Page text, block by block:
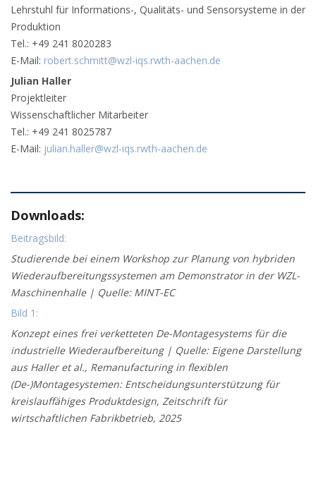
Lehrstuhl für Informations-, Qualitäts- und Sensorsysteme in der
Produktion
Tel.: +49 241 8020283
E-Mail: robert.schmitt@wzl-iqs.rwth-aachen.de
Julian Haller
Projektleiter
Wissenschaftlicher Mitarbeiter
Tel.: +49 241 8025787
E-Mail: julian.haller@wzl-iqs.rwth-aachen.de
Downloads:
Beitragsbild:
Studierende bei einem Workshop zur Planung von hybriden
Wiederaufbereitungssystemen am Demonstrator in der WZL-
Maschinenhalle | Quelle: MINT-EC
Bild 1:
Konzept eines frei verketteten De-Montagesystems für die
industrielle Wiederaufbereitung | Quelle: Eigene Darstellung
aus Haller et al., Remanufacturing in flexiblen
(De-)Montagesystemen: Entscheidungsunterstützung für
kreislauffähiges Produktdesign, Zeitschrift für
wirtschaftlichen Fabrikbetrieb, 2025